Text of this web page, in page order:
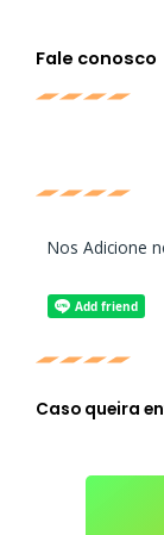
Fale conosco
Nos Adicione
Caso queira